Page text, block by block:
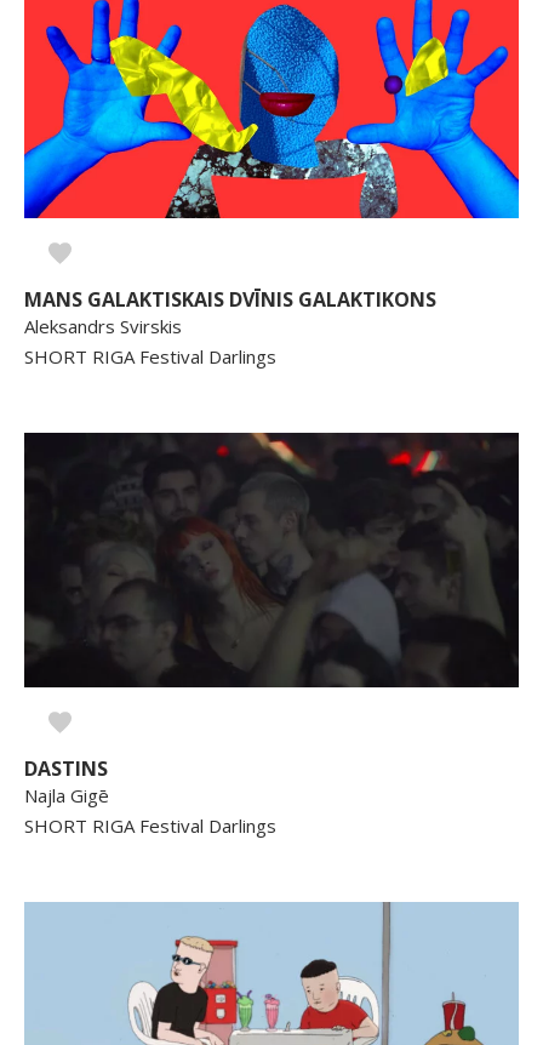
MANS GALAKTISKAIS DVĪNIS GALAKTIKONS
Aleksandrs Svirskis
SHORT RIGA Festival Darlings
DASTINS
Najla Gigē
SHORT RIGA Festival Darlings